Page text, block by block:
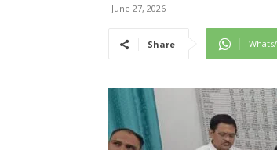
June 27, 2026
Share